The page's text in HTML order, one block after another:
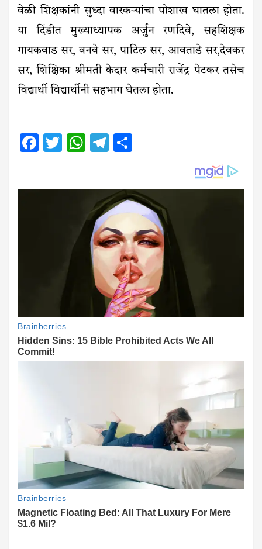
वेळी शिक्षकांनी सुध्दा वारकऱ्यांचा पोशाख घातला होता.
या दिंडीत मुख्याध्यापक अर्जुन रणदिवे, सहशिक्षक
गायकवाड सर, वनवे सर, पाटिल सर, आवताडे सर,देवकर
सर, शिक्षिका श्रीमती केदार कर्मचारी राजेंद्र पेटकर तसेच
विद्यार्थी विद्यार्थीनी सहभाग घेतला होता.
Facebook
Twitter
WhatsApp
Telegram